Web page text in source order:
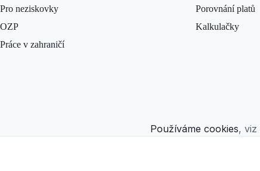
Pro neziskovky
OZP
Práce v zahraničí
Porovnání platů
Kalkulačky
Používáme cookies, viz